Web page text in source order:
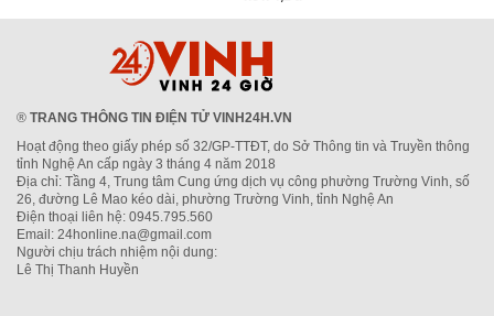
® TRANG THÔNG TIN ĐIỆN TỬ VINH24H.VN
Hoạt động theo giấy phép số 32/GP-TTĐT, do Sở Thông tin và Truyền thông
tỉnh Nghệ An cấp ngày 3 tháng 4 năm 2018
Địa chỉ: Tầng 4, Trung tâm Cung ứng dịch vụ công phường Trường Vinh, số
26, đường Lê Mao kéo dài, phường Trường Vinh, tỉnh Nghệ An
Điện thoại liên hệ: 0945.795.560
Email: 24honline.na@gmail.com
Người chịu trách nhiệm nội dung:
Lê Thị Thanh Huyền